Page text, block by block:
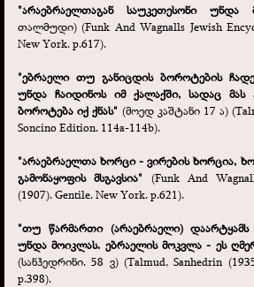
"არაებრაელთაგან საუკეთესონი უნდა
თალმუდი) (Funk And Wagnalls Jewish
New York. p.617).
"ებრაელი თუ განიცდის ბოროტების
უნდა ჩაიდინოს იმ ქალაქში, სადაც მას
ბოროტება იქ ქნას" (მოედ კაშტანი 17 ა)
Soncino Edition. 114a-114b).
"არაებრაელთა ხორცი - ვირების ხორცია,
გამონაყოფის მსგავსია"
(Funk And
(1907). Gentile. New York. p.621).
"თუ წარმართი (არაებრაელი) დაარტყამს
უნდა მოიკლას. ებრაელის მოკვლა - ეს
(სანჰედრინი. 58 ვ) (Talmud, Sanhedrin
p.398).